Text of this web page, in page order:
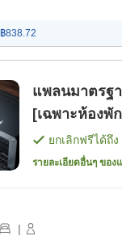
฿838.72
แพลนมาตรฐ
[เฉพาะห้องพั
ยกเลิกฟรีได้ถึง
รายละเอียดอื่นๆ ของ
|